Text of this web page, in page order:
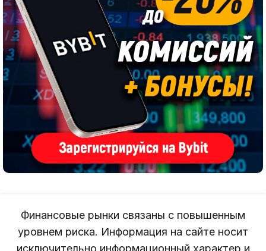
Финансовые рынки связаны с повышенным
уровнем риска. Информация на сайте носит
исключительно информационный характер и